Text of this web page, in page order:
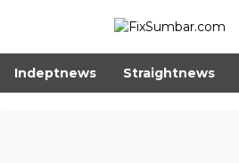
Indeptnews Straightnews